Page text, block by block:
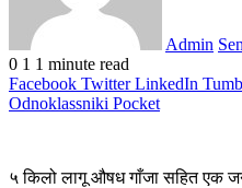
Admin
0 1 1 minute read
Facebook Twitter LinkedIn
Odnoklassniki Pocket
५ किलो लागू औषध गाँजा सहित एक